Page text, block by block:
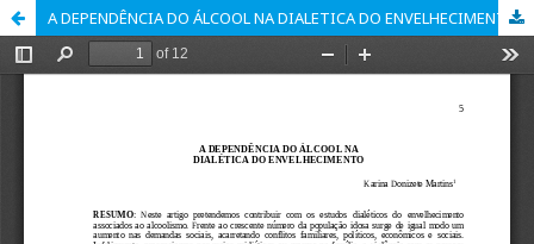
A DEPENDÊNCIA DO ÁLCOOL NA DIALETICA DO ENVELHECIMENTO